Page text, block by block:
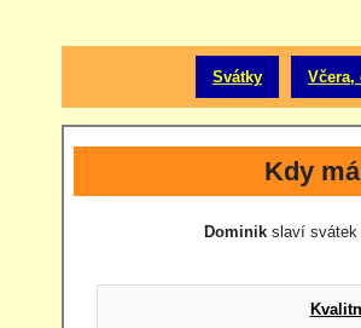
Svátky Včera,
Kdy
Dominik slaví svátek